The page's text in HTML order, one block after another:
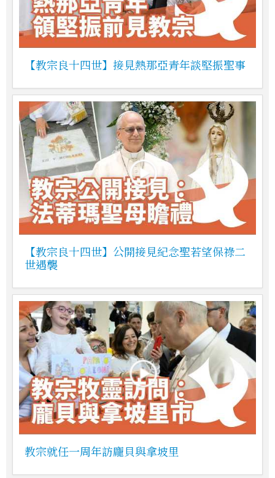
【教宗良十四世】接見熱那亞青年談堅振聖事
【教宗良十四世】公開接見紀念聖若望保祿二
世遇襲
教宗就任一周年訪龐貝與拿坡里